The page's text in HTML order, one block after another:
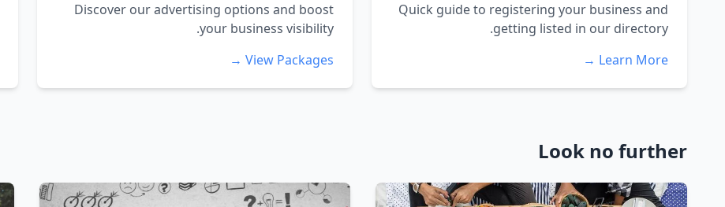
Quick guide to registering your business and
getting listed in our directory.
Learn More →
Discover our advertising options and boost
your business visibility.
View Packages →
Look no further